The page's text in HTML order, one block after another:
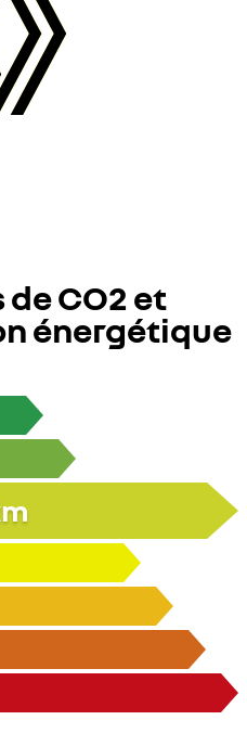
CO2 et
énergétique